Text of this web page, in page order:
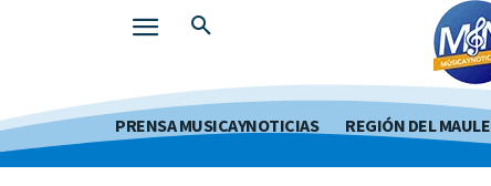
PRENSA MUSICAYNOTICIAS REGIÓN DEL MAULE